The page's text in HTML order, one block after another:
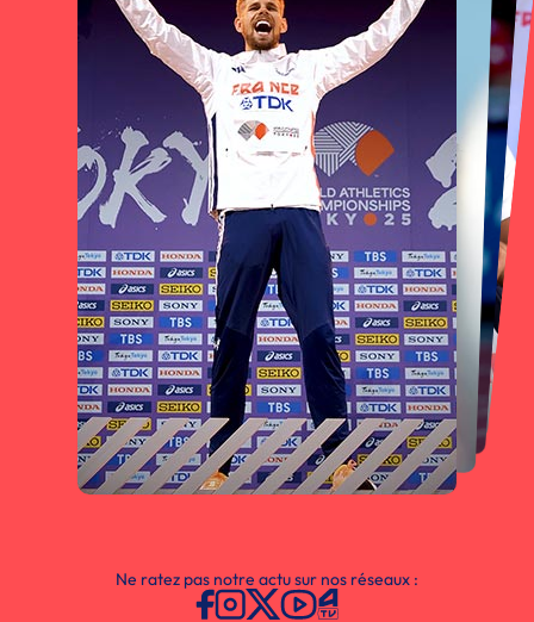
Ne ratez pas notre actu sur nos réseaux :